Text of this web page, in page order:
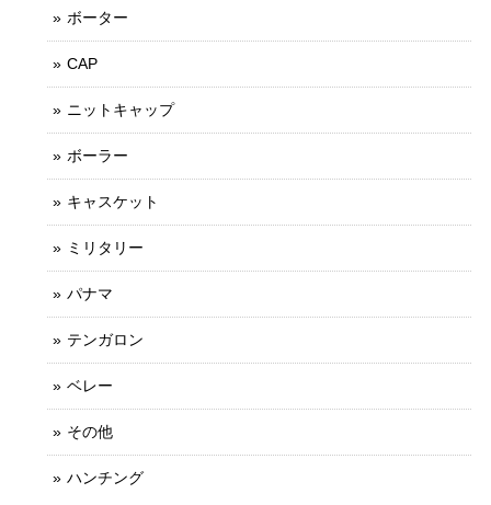
ボーター
CAP
ニットキャップ
ボーラー
キャスケット
ミリタリー
パナマ
テンガロン
ベレー
その他
ハンチング